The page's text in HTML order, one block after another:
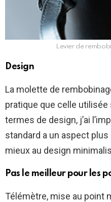
Levier de
Design
La molette de
pratique que celle utilisée
termes de design, j’ai
standard a un aspect
mieux au design
Pas le meilleur pour les
Télémètre, mise au point